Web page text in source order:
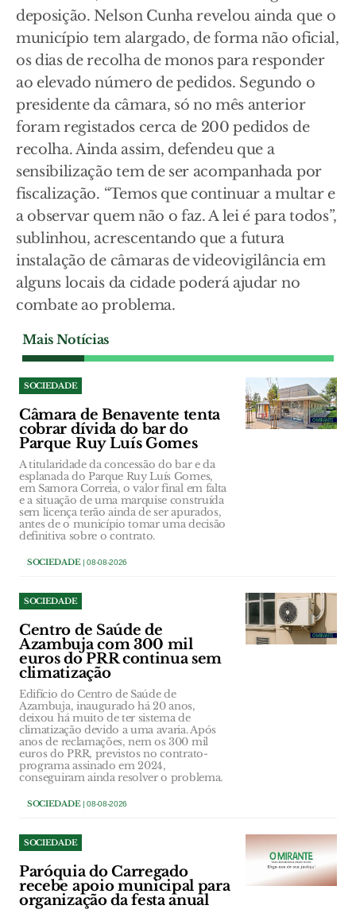
deposição. Nelson Cunha revelou ainda que o
município tem alargado, de forma não oficial,
os dias de recolha de monos para responder
ao elevado número de pedidos. Segundo o
presidente da câmara, só no mês anterior
foram registados cerca de 200 pedidos de
recolha. Ainda assim, defendeu que a
sensibilização tem de ser acompanhada por
fiscalização. “Temos que continuar a multar e
a observar quem não o faz. A lei é para todos”,
sublinhou, acrescentando que a futura
instalação de câmaras de videovigilância em
alguns locais da cidade poderá ajudar no
combate ao problema.
Mais Notícias
SOCIEDADE
Câmara de Benavente tenta
cobrar dívida do bar do
Parque Ruy Luís Gomes
A titularidade da concessão do bar e da
esplanada do Parque Ruy Luís Gomes,
em Samora Correia, o valor final em falta
e a situação de uma marquise construída
sem licença terão ainda de ser apurados,
antes de o município tomar uma decisão
definitiva sobre o contrato.
SOCIEDADE| 08-08-2026
SOCIEDADE
Centro de Saúde de
Azambuja com 300 mil
euros do PRR continua sem
climatização
Edifício do Centro de Saúde de
Azambuja, inaugurado há 20 anos,
deixou há muito de ter sistema de
climatização devido a uma avaria. Após
anos de reclamações, nem os 300 mil
euros do PRR, previstos no contrato-
programa assinado em 2024,
conseguiram ainda resolver o problema.
SOCIEDADE| 08-08-2026
SOCIEDADE
Paróquia do Carregado
recebe apoio municipal para
organização da festa anual